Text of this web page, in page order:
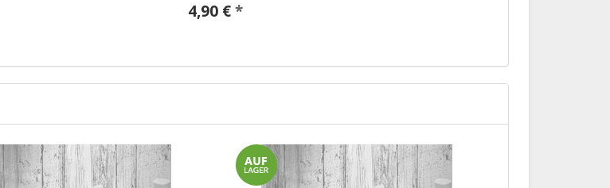
4,90 €*